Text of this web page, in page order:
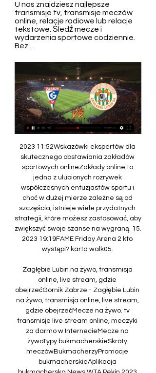
U nas znajdziesz najlepsze
transmisje tv, transmisje meczów
online, relacje radiowe lub relacje
tekstowe. Śledź mecze i
wydarzenia sportowe codziennie.
Bez ...
2023 11:52Wskazówki ekspertów dla skutecznego obstawiania zakładów sportowych onlineZakłady online to jedna z ulubionych rozrywek współczesnych entuzjastów sportu i choć w dużej mierze zależne są od szczęścia, istnieje wiele przydatnych strategii, które możesz zastosować, aby zwiększyć swoje szanse na wygraną. 15. 2023 19:19FAME Friday Arena 2 kto wystąpi? karta walk05. 

Zagłębie Lubin na żywo, transmisja online, live stream, gdzie obejrzeć﻿Górnik Zabrze - Zagłębie Lubin na żywo, transmisja online, live stream, gdzie obejrzećMecze na żywo. tv transmisje live stream online, meczyki za darmo w InternecieMecze na żywoTypy bukmacherskieSkróty meczówBukmacherzyPromocje bukmacherskieAplikacja bukmacherska News WTA Pekin 2023 Iga Świątek: Kiedy i z kim zagra? Rywalki, drabinka, losowanie30. 09. 2023 16:45WTA Tokio 2023: Kiedy i z kim zagra Iga Świątek? 26. 

2023 20:46FAME Friday Arena 2: data, gdzie05. 2023 19:50Dowiedz się, co oznacza termin rakeback? Dowiedz się, co to jest rakeback w pokerze, jak wiąże się z rakeback i co możesz zrobić, by wykorzystać te parametry na swoją korzyść. To cenna dawka wiedzy! 03. 2023 23:39WięcejData: 02. 10. 2023Godziny: 19:00 - 21:00Kto wygra? (0 głosów) Górnik Zabrze (0 głosów - 50%) Zagłębie Lubin (0 głosów - 50%)Kanały internetowe onlineFree Canal+Online [Pakiet na rok] [? ]PrzejdźFree Canal+Online [? ]PrzejdźFree Player. pl [? ]PrzejdźFree Canal+Sport [? ]PrzejdźZbliża się mecz pomiędzy Górnikiem Zabrze a Zagłębiem Lubin. Pojedynek odbędzie się 02. 2023 o godzinie 19:00 na Stadionie im. Ernesta Pohla w Zabrzu. Jest to spotkanie w ramach 10. kolejki Polskiej Ekstraklasy. 

Jeśli preferujesz transmisję online, to możesz śledzić spotkanie na platformach Canal+online oraz Player. pl. Górnik Zabrze - Zagłębie Lubin, transmisja na żywo w tvMecz będzie dostępny na kanałach Canal+Sport i Canal+Sport 3, które możemy znaleźć w ofertach wybranych operatorów telewizji kablowej oraz na platformach satelitarnych, takich jak Platforma satelitarna Canal+, Vectra, UPC, Netia, Inea oraz Toya. Jeżeli nie jesteś pewien, czy dany kanał znajduje się w ofercie Twojego operatora, zalecamy kontakt z jego obsługą techniczną lub sprawdzenie dostępnych pakietów. Górnik Zabrze - Zagłębie Lubin, transmisja (darmowe serwisy)Niestety, dla fanów darmowych transmisji mamy złe wieści. Darmowa transmisja online z tego spotkania nie będzie dostępna. Mecz będzie dostępny do obejrzenia wyłącznie na płatnych platformach streamingowych. 

Spotkanie będzie transmitowane na żywo w TV oraz Internecie, a także na stronach legalnych zakładów bukmacherskich. Transmisja TV - Gdzie oglądać Górnik Zabrze - Zagłębie Lubin? Poniżej możesz znaleźć informacje gdzie oglądać na żywo darmową transmisję online spotkania Górnik Zabrze. Serwis ProTipster udostępnia informacje na temat legalnych live streamów. Dowiesz się na jakich kanałach TV możesz obejrzeć mecz. Fani piłki nożnej mogą oglądać mecz Górnik Zabrze vs Zagłębie Lubin na żywo o (20:00) na kanale SPORTDIGITAL FUSSBALL HD lub za darmo online w Internecie. Darmowa, legalna transmisja na żywo będzie dostępna w STS TV, tylko dla zarejestrowanych użytkowników. Poniżej znajdziesz harmonogram transmisji dla meczu Górnik Zabrze vs Zagłębie Lubin. 

Górnik Zabrze - Piast Gliwice? Transmisja (05. 08. 2023)Zastanawiasz się, gdzie oglądać mecz Górnik Zabrze – Piast Gliwice? Dobrze trafiłeś! Mamy dla ciebie niezbędne informacje o Górnik – Piast transmisja. Derby Górnego Śląska. Gdzie oglądać? Początek nowego sezonu ligowego nie jet udany dla Górnika Zabrze. Drużyna prowadzona przez Jana Urbana w pierwszych dwóch meczach doznała dwóch porażek. W dodatku w meczach z Radomiakiem (0:2) i z Wartą Poznań (0:2) 14-krotni mistrzowie Polski nie zdobyli ani jednej bramki. Piast to drużyna, która ostatnio w zremisowała bezbramkowo ze Stalą Mielec. 

Player. plAlternatywą dla Canal+online jest Player. Aby mieć dostęp do transmisji meczu na tej platformie, należy wykupić pakiet "Canal+" za 64 zł lub rozszerzony pakiet "Canal+ z Eleven" za 74 zł. W ramach subskrypcji otrzymasz również dostęp do filmów i seriali dostępnych na Playerze. Mecz można śledzić na stronie www platformy oraz w aplikacji dostępnej na smartfony, tablety (iOS, Android), telewizory (Samsung, LG, Android TV, Google TV) oraz inne urządzenia, w tym konsole do gier (Playstation 4, Xbox Series X, Series S, One, One S, One X). 

Górnik Zabrze - Zagłębie Lubin, transmisja bez opłatNiestety dla wielu fanów, darmowa transmisja online z tego meczu nie będzie dostępna. Transmisję z meczu oferują wyłącznie płatne platformy streamingowe. Górnik Zabrze - Zagłębie Lubin, transmisja online (płatne platformy)Canal+onlineCanal+online to doskonała propozycja dla tych, którzy nie chcą przegapić ani minuty tego starcia. Aby uzyskać dostęp, wystarczy wykupić pakiet "Canal+", który teraz jest dostępny w promocyjnej cenie 39 zł miesięcznie przez pierwsze 3 miesiące. Jeśli jesteś fanem sportu, za dodatkowe 20 zł możesz również dodać kanały Eleven Sports i Polsat Sport Premium. Ciekawostką jest możliwość oglądania transmisji jednocześnie na dwóch urządzeniach, dzięki czemu możesz podzielić się emocjami z kimś bliskim. 

Górnik Zabrze vs Zagłębie Lubin Transmisja Na ŻywoInformacje o spotkaniu Kto: Górnik Zabrze vs Zagłębie Lubin Turniej: Ekstraklasa Kiedy: 2023-10-02 Start spotkania: 20:00 Stadion: Stadion im. Ernesta Pohla Zapowiedź meczu Ekstraklasa wraca do gry w dniu 2023-10-02, kiedy zostanie rozegrana najbliższa kolejka spotkań. Stadion im. Ernesta Pohla będzie miejscem starcia między Górnik Zabrze, która zmierzy się z Zagłębie Lubin w zapowiadającym się niezwykle interesująco pojedynku. Fani piłki nożnej, którzy nie chcą przegapić prawdziwych sportowych emocji, mogą śledzić transmisje na kanale SPORTDIGITAL FUSSBALL HD o godzinie 20:00 lub śledzić akcję na żywo korzystając z komputera, tableta lub telefonu. 

Tranmisja TV: SPORTDIGITAL FUSSBALL HD Transmisja Online: STS TV, Fortuna TV Kiedy? 2023-10-02, 20:00 Górnik Zabrze - Zagłębie Lubin - Transmisja Za Darmo Aby skorzystać z darmowej funkcji transmisji na żywo w STS TV i oglądać swoje ulubione wydarzenia sportowe online, konieczne jest darmowe konto w STS. Postępuj wg wskazówek poniżej, aby oglądać transmisję online w STS: Zaloguj się lub utwórz nowe konto w STS. Przejdź do sekcji transmisji na żywo. 

Górnik Zabrze - Zagłębie Lubin, transmisja online (serwisy streamingowe)Canal+onlineJeśli chcesz śledzić mecz za pośrednictwem Canal+online, musisz wykupić pakiet "Canal+" za promocyjną cenę 39 zł miesięcznie przez pierwsze 3 miesiące. Istnieje też opcja dokupienia pakietu kanałów Eleven Sports i Polsat Sport Premium za dodatkowe 20 zł. Co ważne, w Canal+online możemy oglądać transmisje jednocześnie na dwóch urządzeniach, co daje możliwość podzielenia się dostępem z kimś bliskim. Usługa dostępna jest przez stronę internetową dla komputerów oraz jako aplikacja na różne urządzenia takie jak: smartfony, tablety (iOS, Android), telewizory (Samsung, LG webOS, Android TV, Google TV) oraz inne urządzenia (Chromecast, Apple TV, Fire TV, AirPlay). 

Zagłębie Lubin - Górnik Zabrze. Gdzie oglądać? Zagłębie Lubin - Górnik Zabrze. GDZIE TRANSMISJA NA ŻYWO. 2.04 - gdzie oglądać w TV i w Internecie STREAM ONLINE ZA DARMOWe wtorek 2 kwietnia KGHM Zagłębie ...

Transmisje LIVE online - oglądaj na żywo Gornik Zabrze vs Zaglebie Lubin transmisja online, przewidywania i pojedynki bezpośrednie. Jak oglądać. Transmisje: bet365. Oglądaj ...

Górnik Zabrze - Zagłębie Lubin – Transmisja online i live Transmisja TV i stream online | 14.04.2023. Łukasz Sobieszuk. 04:30, 14 kwietnia 2023. Piłkarz Zagłebia w pogoni za piłką. Gdzie oglądać Zagłębie Lubin ...

Górnik Zabrze - Zagłębie Lubin - Mecze na żywo Fani piłki nożnej mogą oglądać mecz Górnik Zabrze vs Zagłębie Lubin na żywo o (17:00) na kanale SPORTDIGITAL FUSSBALL HD lub za darmo online w Internecie.

pl. Górnik Zabrze - Zagłębie Lubin, transmisja w tvJeśli zależy Ci na oglądaniu tego starcia w telewizji, warto sprawdzić dostępność kanału Canal+Sport. Jest on oferowany przez wybrane kablówki oraz platformy satelitarne, takie jak Platforma satelitarna Canal+, Vectra, UPC, Netia, Inea oraz Toya. Aby upewnić się, czy dany kanał znajduje się w ofercie Twojego operatora, najlepiej skontaktować się z jego obsługą techniczną. 

Wcześniej drużyna na z Gliwic także nie wygrała; poniosła porażkę z Lechem Poznań (1:2). Mimo tych wyników zespół pod wodzą Aleksandara Vukovicia zaprezentował się w obu meczach na dobrym poziomie. Jednak ich zdolność do wykorzystywania swoich okazji bramkowych okazała się niewystarczająca, aby lepiej punktować. Ostatnie starcie obu drużyn miało miejsce w marcu i zakończyło się skromnym zwycięstwem Piasta, po bramce Grzegorza Tomasiewicza, który dał im zwycięstwo 1:0. W ostatnich siedmiu meczach pomiędzy tymi zespołami w różnych rozgrywkach Piast czterokrotnie odniósł zwycięstwo, raz wygrał Górnik, a dwa razy kluby te zremisowały ze sobą. 

Canal+online jest dostępny zarówno przez stronę internetową, jak i przez aplikację na różne urządzenia takie jak smartfony, tablety, telewizory i inne. Player. plDla tych, którzy wolą Player. pl, jest również wiele do zaoferowania. Pakiet "Canal+" kosztuje 64 zł, a za 74 zł otrzymasz pakiet "Canal+ z Eleven". Ale to nie wszystko! W ramach pakietu dostajesz również dostęp do bogatej oferty filmów i seriali oferowanych przez Playera. 

ORLEN Superliga: Górnik Zabrze - Zagłębie Lubin. Sprawdź transmisje live z najciekawszych wydarzeń i oglądaj online już teraz w Polsatboxgo Fortuna 1 Liga / Górnik Łęczna - Zagłębie Sosnowiec. Piłka nożna • ...

Zagłębie Lubin – Górnik Zabrze, transmisja na żywo w TV 14 kwi 2023 — Zagłębie Lubin - Górnik Zabrze online za darmo. Gdzie obejrzeć transmisję? Mecz na żywo pokaże telewizja Arena Sport 2, Canal+ 4K Ultra HD, ...

Derby Górnego Śląska budzą zawsze sporo emocji, w związku z tym Górnik – Piast transmisja jest niezwykle wyczekiwana przez kibiców. Górnik Zabrze – Piast Gliwice, trans